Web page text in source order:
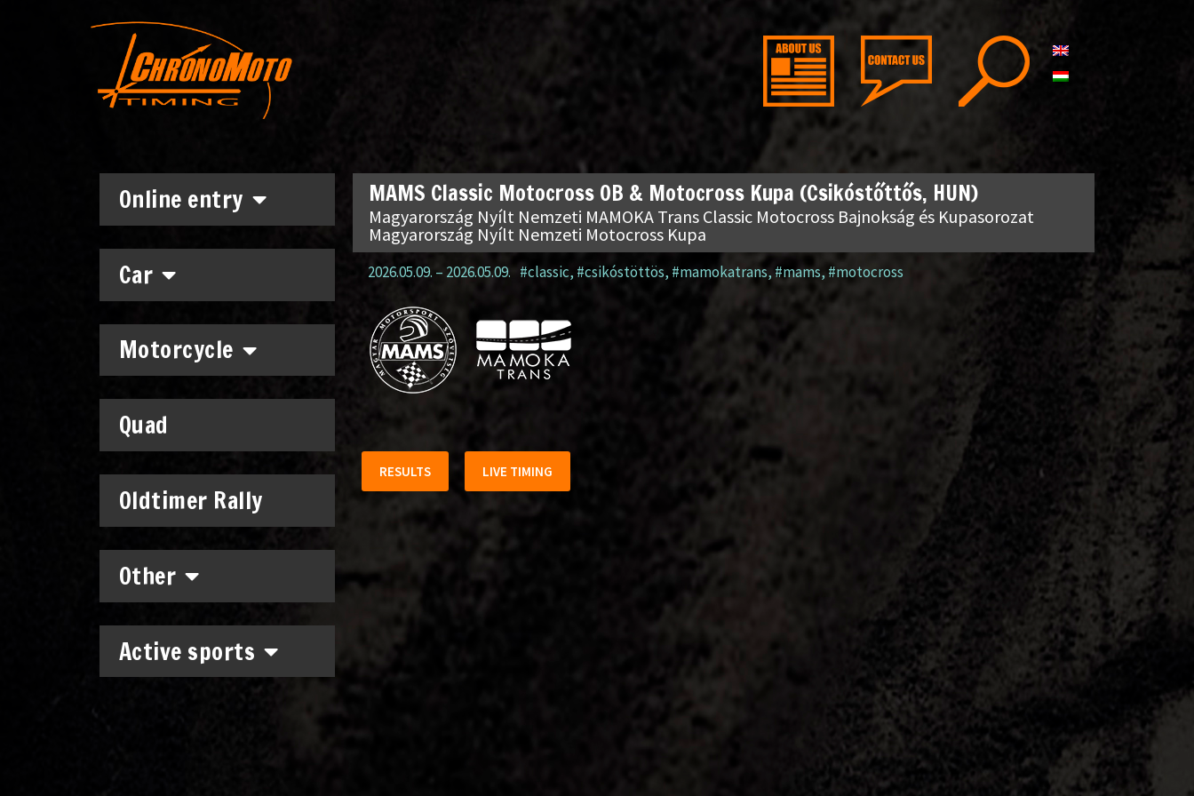
Online entry
Car
Motorcycle
Quad
Oldtimer Rally
Other
Active sports
MAMS Classic Motocross OB & Motocross Kupa (Csikóstőttős, HUN)
Magyarország Nyílt Nemzeti MAMOKA Trans Classic Motocross Bajnokság és Kupasorozat
Magyarország Nyílt Nemzeti Motocross Kupa
2026.05.09. – 2026.05.09. #classic, #csikóstöttös, #mamokatrans,#mams,#motocross
RESULTS LIVE TIMING